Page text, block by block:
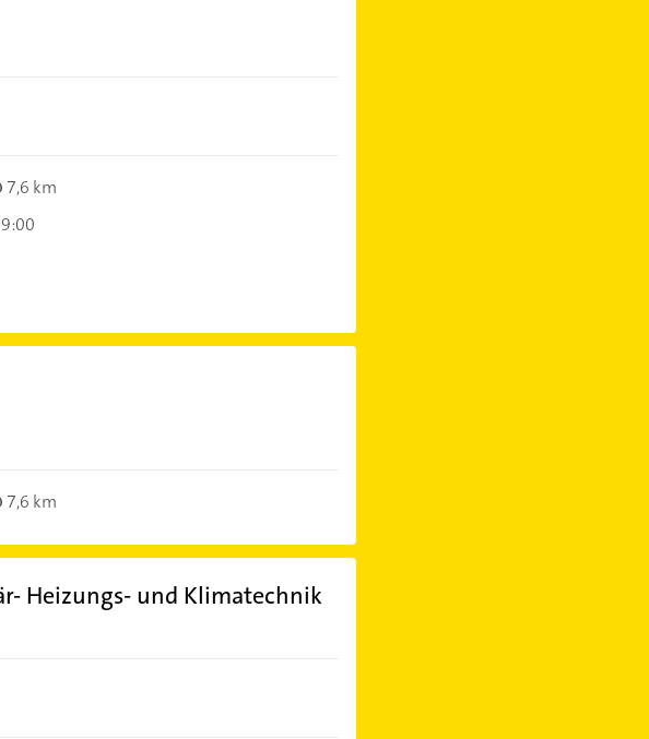
7,6 km
7,6 km
Heizungs- und Klimatechnik